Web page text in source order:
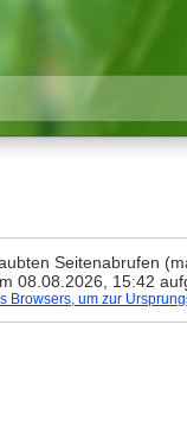
Seitenabrufen
08.08.2026, 15:42
Browsers, um zur